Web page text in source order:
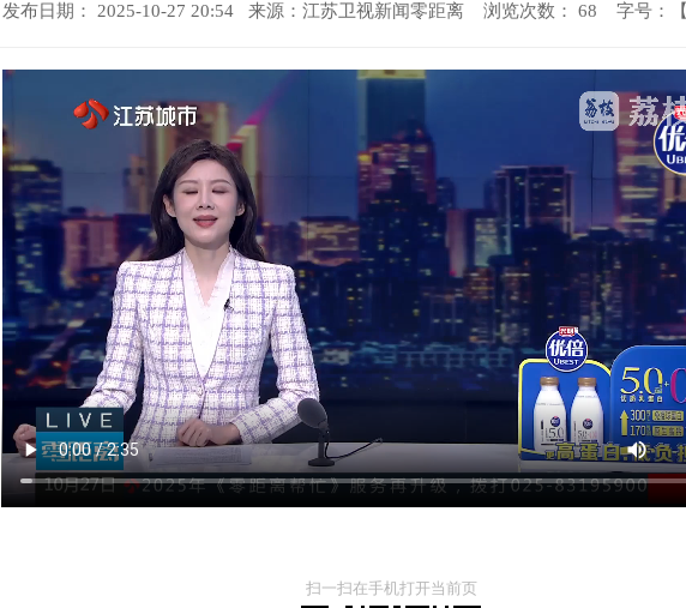
发布日期： 2025-10-27 20:54 来源： 江苏卫视新闻零距离 浏览次数： 68 字号：【
扫一扫在手机打开当前页